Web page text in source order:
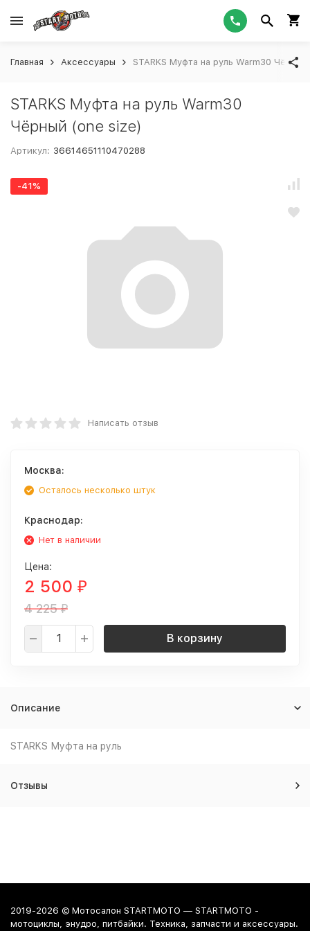
Главная Аксессуары STARKS Муфта на руль Warm30
STARKS Муфта на руль Warm30
Чёрный (one size)
Артикул: 36614651110470288
-41%
Написать отзыв
Москва:
Осталось несколько штук
Краснодар:
Нет в наличии
Цена:
2 500 ₽
4 225₽
В корзину
Описание
STARKS Муфта на руль
Отзывы
2019-2026 © Мотосалон STARTMOTO — STARTMOTO -
мотоциклы, энудро, питбайки. Техника, запчасти и аксессуары.